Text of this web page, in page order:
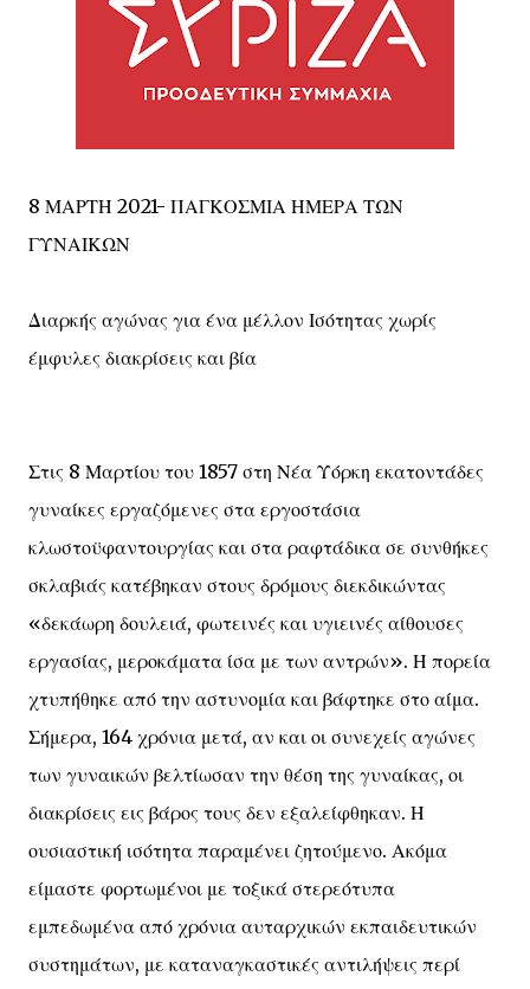
8 ΜΑΡΤΗ 2021- ΠΑΓΚΟΣΜΙΑ ΗΜΕΡΑ ΤΩΝ
ΓΥΝΑΙΚΩΝ
Διαρκής αγώνας για ένα μέλλον Ισότητας χωρίς
έμφυλες διακρίσεις και βία
Στις 8 Μαρτίου του 1857 στη Νέα Υόρκη εκατοντάδες
γυναίκες εργαζόμενες στα εργοστάσια
κλωστοϋφαντουργίας και στα ραφτάδικα σε συνθήκες
σκλαβιάς κατέβηκαν στους δρόμους διεκδικώντας
«δεκάωρη δουλειά, φωτεινές και υγιεινές αίθουσες
εργασίας, μεροκάματα ίσα με των αντρών». Η πορεία
χτυπήθηκε από την αστυνομία και βάφτηκε στο αίμα.
Σήμερα, 164 χρόνια μετά, αν και οι συνεχείς αγώνες
των γυναικών βελτίωσαν την θέση της γυναίκας, οι
διακρίσεις εις βάρος τους δεν εξαλείφθηκαν. Η
ουσιαστική ισότητα παραμένει ζητούμενο. Ακόμα
είμαστε φορτωμένοι με τοξικά στερεότυπα
εμπεδωμένα από χρόνια αυταρχικών εκπαιδευτικών
συστημάτων, με καταναγκαστικές αντιλήψεις περί